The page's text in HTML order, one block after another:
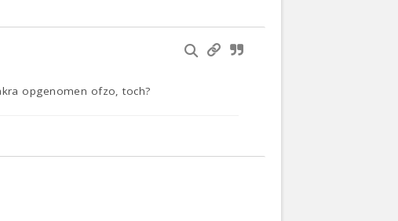
opgenomen ofzo, toch?